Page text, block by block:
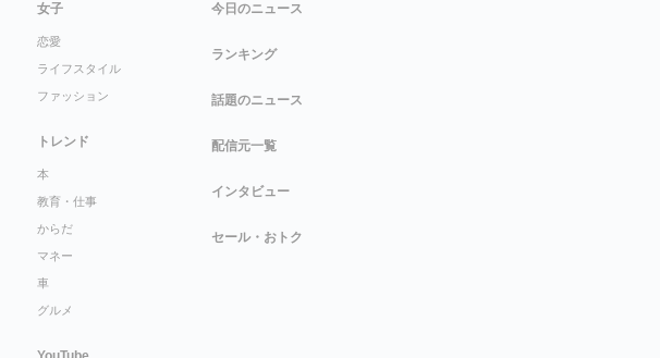
女子
恋愛
ライフスタイル
ファッション
トレンド
本
教育・仕事
からだ
マネー
車
グルメ
今日のニュース
ランキング
話題のニュース
配信元一覧
インタビュー
セール・おトク